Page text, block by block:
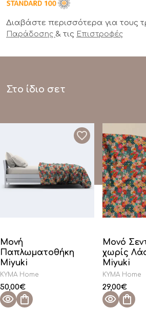
Διαβάστε περισσότερα για τους
Παράδοσης & τις Επιστροφές
Στο ίδιο σετ
Μονή
Παπλωματοθήκη
Miyuki
KYMA Home
50,00€
Μονό
χωρίς
Miyuki
KYMA Home
29,00€